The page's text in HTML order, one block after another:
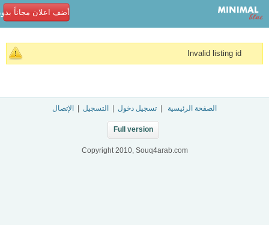
أضف اعلان مجاناً
Invalid listing id
الصفحة الرئيسية تسجيل دخول التسجيل الإتصال
Full version
Copyright 2010, Souq4arab.com